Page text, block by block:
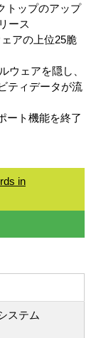
トップのアップ
ース
アの上位25脆
ウェアを隠し、
ティデータが流
ート機能を終了
in
ステム